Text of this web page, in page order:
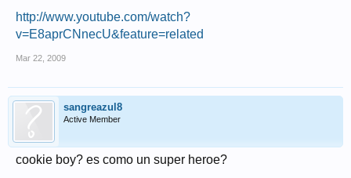
http://www.youtube.com/watch?
v=E8aprCNnecU&feature=related
Mar 22, 2009
sangreazul8
Active Member
cookie boy? es como un super heroe?